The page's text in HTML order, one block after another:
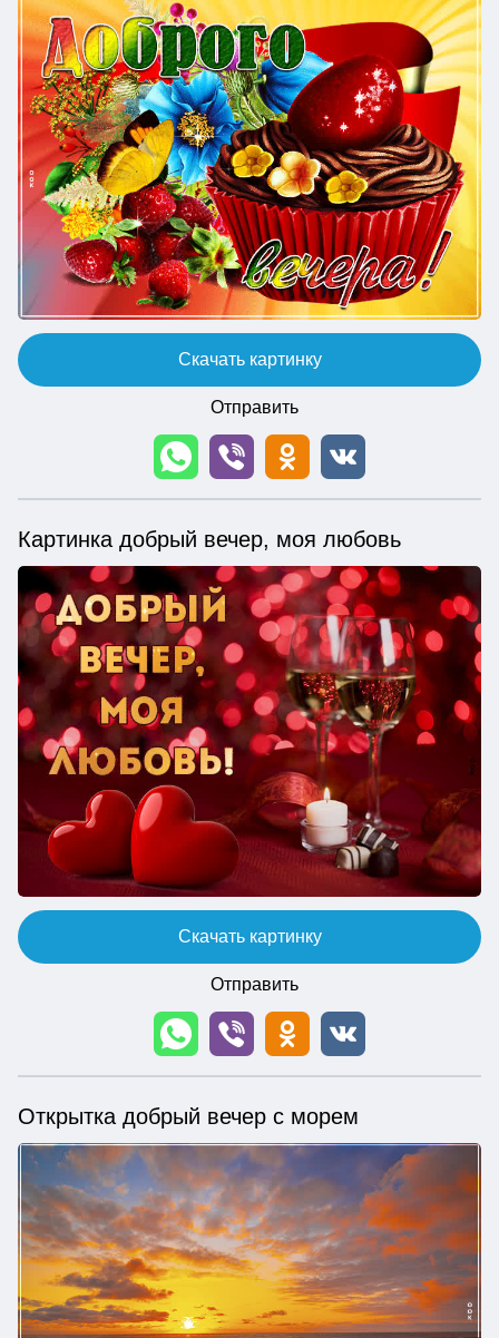
Скачать картинку
Отправить
Картинка добрый вечер, моя любовь
Скачать картинку
Отправить
Открытка добрый вечер с морем